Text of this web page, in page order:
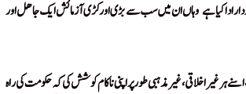
ادا کیا ہے! وہاں ان میں سب سے بڑی اور کڑی آزمائش ایک جاھل اور
ہر غیر اخلاقی، غیر مذہبی طور پر اپنی ناکام کوشش کی کہ حکومت کی راہ